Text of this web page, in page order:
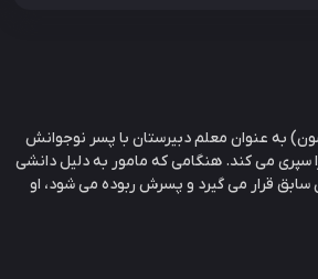
به عنوان معلم دبیرستان با پسر نوجوانش
سپری می کند. هنگامی که مامور به دلیل دانشی
سابق قرار می گیرد و پسرش ربوده می شود، او